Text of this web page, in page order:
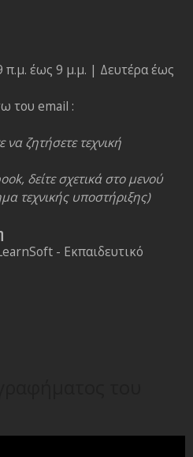
π.μ. έως 9 μ.μ. | Δευτέρα έως
του email :
να ζητήσετε τεχνική
δείτε σχετικά στο μενού
τεχνικής υποστήριξης)
- Εκπαιδευτικό